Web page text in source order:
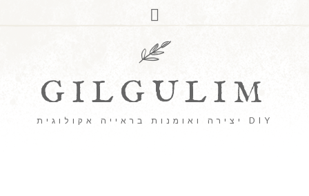
GILGULIM
DIY יצירה ואומנות בראייה אקולוגית